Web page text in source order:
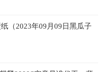
（2023年09月09日黑瓜子